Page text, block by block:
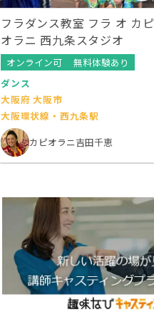
フラダンス教室 フラ オ カピ
オラニ 西九条スタジオ
オンライン可
無料体験あり
ダンス
大阪府 大阪市
大阪環状線・西九条駅
カピオラニ吉田千恵